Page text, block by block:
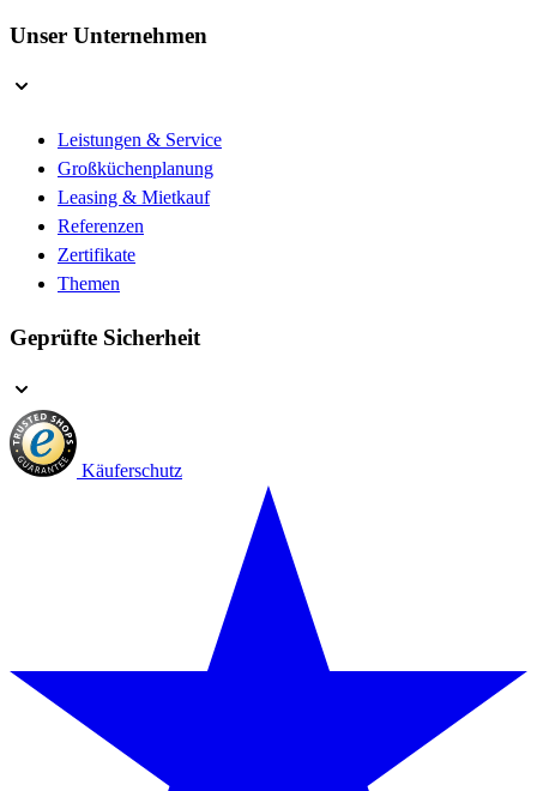
Unser Unternehmen
Leistungen & Service
Großküchenplanung
Leasing & Mietkauf
Referenzen
Zertifikate
Themen
Geprüfte Sicherheit
Käuferschutz